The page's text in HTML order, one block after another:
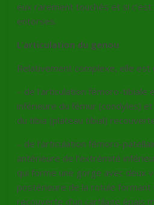
eux rarement touchés et si
entorses.
L’articulation du genou
Relativement complexe, elle est
– de l’articulation fémoro-tibiale
inférieure du fémur (condyles)
du tibia (plateau tibial)
– de l’articulation fémoro-
antérieure de l’extrémité
qui forme une gorge avec deux
postérieure de la rotule
recouverte d’un cartilage épais